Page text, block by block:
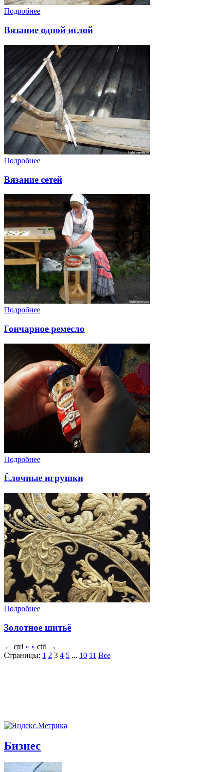
Подробнее
Вязание одной иглой
Подробнее
Вязание сетей
Подробнее
Гончарное ремесло
Подробнее
Ёлочные игрушки
Подробнее
Золотное шитьё
← ctrl « » ctrl →
Страницы: 1 2 3 4 5 ... 10 11 Все
Бизнес